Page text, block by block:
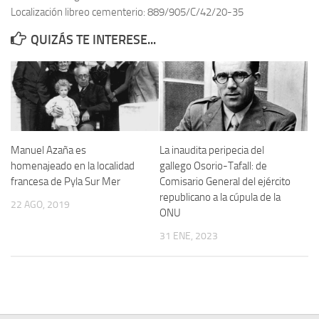
Memoria Histórica
Investigación previa de la represión en Talavera de la Reina (1937-
1947).
Informe Represión en Toledo 1936-1947 | Buscador
Informe de la fosa de abril de 1939 de Tembleque
Militantes históricos IR
Personajes republicanos
Izquierda Republicana. Agrupaciones y Militantes (1934-1939)
Localización libreo cementerio: 889/905/C/42/20-35
QUIZÁS TE INTERESE...
Manuel Azaña es
homenajeado en la localidad
francesa de Pyla Sur Mer
22 AGO, 2019
La inaudita peripecia del
gallego Osorio-Tafall: de
Comisario General del ejército
republicano a la cúpula de la
ONU
31 ENE, 2023